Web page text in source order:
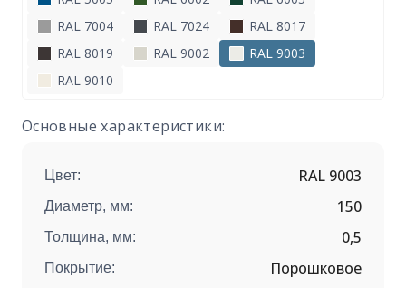
RAL 7004
RAL 7024
RAL 8017
RAL 8019
RAL 9002
RAL 9003
RAL 9010
Основные характеристики:
Цвет: RAL 9003
Диаметр, мм: 150
Толщина, мм: 0,5
Покрытие: Порошковое